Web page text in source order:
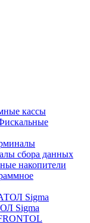
кассы
сбора данных
накопители
Sigma